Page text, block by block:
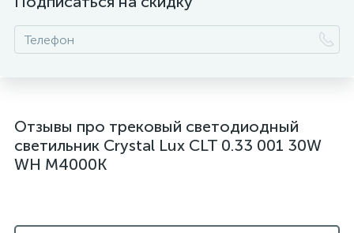
Отзывы про трековый светодиодный
светильник Crystal Lux CLT 0.33 001 30W
WH M4000K